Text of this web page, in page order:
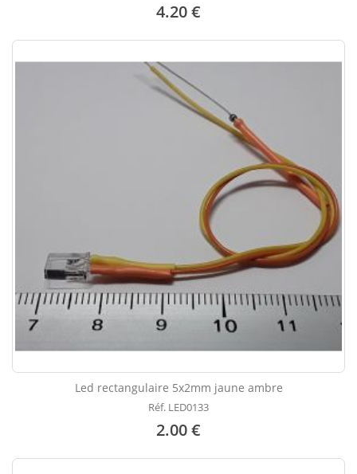
4.20 €
Led rectangulaire 5x2mm jaune ambre
Réf. LED0133
2.00 €